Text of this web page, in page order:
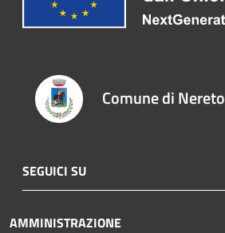
Comune di Nereto
SEGUICI SU
AMMINISTRAZIONE